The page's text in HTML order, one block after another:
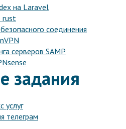
на Laravel
rust
соединения
серверов SAMP
задания
услуг
телеграм